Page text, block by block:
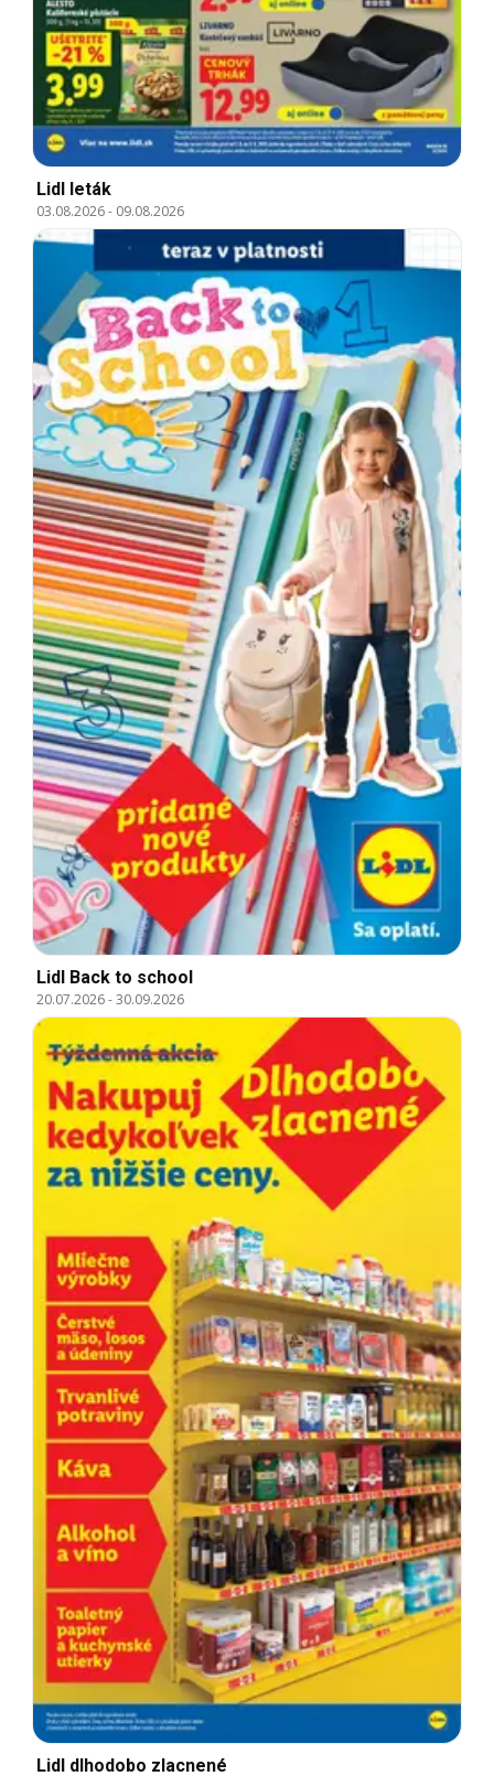
Lidl leták
03.08.2026- 09.08.2026
Lidl Back to school
20.07.2026-30.09.2026
Lidl dlhodobo zlacnené